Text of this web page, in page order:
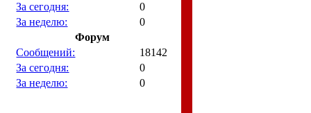
За сегодня:
0
За неделю:
0
Форум
Сообщений:
18142
За сегодня:
0
За неделю:
0